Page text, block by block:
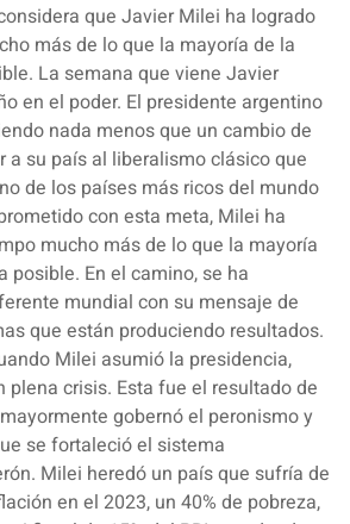
que Javier Milei ha logrado
más de lo que la mayoría de la
La semana que viene Javier
en el poder. El presidente argentino
nada menos que un cambio de
a su país al liberalismo clásicoque
de los países más ricos del mundo
con esta meta, Milei ha
mucho más de lo que la mayoría
posible. En el camino, se ha
mundial con su mensaje de
que están produciendo resultados.
Milei asumió la presidencia,
plena crisis. Esta fue el resultado de
gobernó el peronismo y
se fortaleció el sistema
Milei heredó un país que sufría de
en el 2023, un 40% de pobreza,